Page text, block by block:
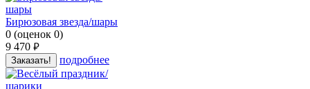
Бирюзовая звезда/шары
0 (оценок 0)
9 470 руб.
Заказать! подробнее